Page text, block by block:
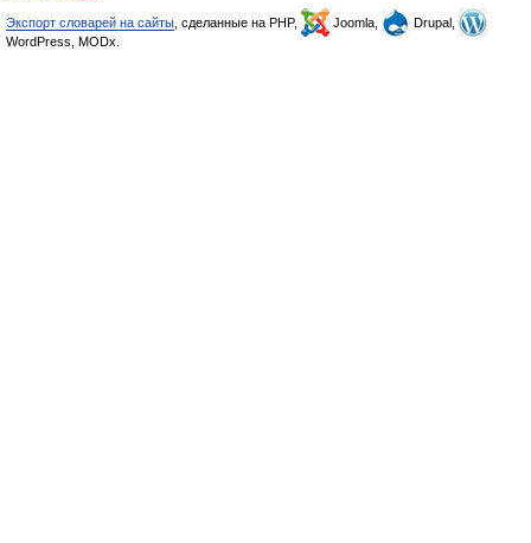
Экспорт словарей на сайты , сделанные на PHP, Joomla,
Drupal,
WordPress, MODx.